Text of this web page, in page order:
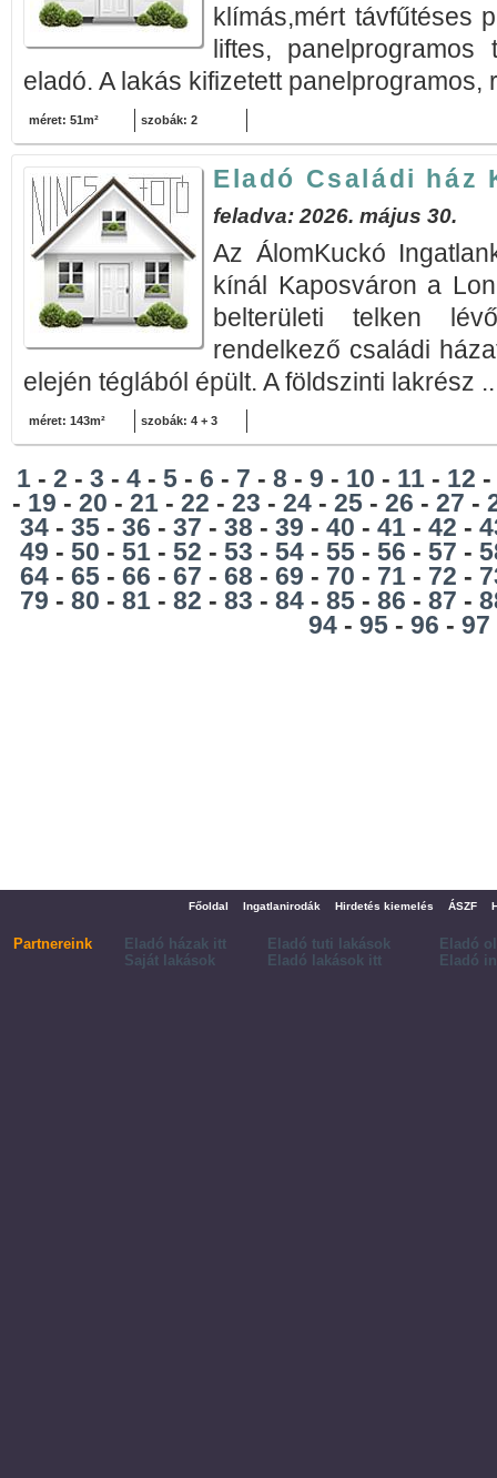
klímás,mért távfűtéses
liftes, panelprogramos
eladó. A lakás kifizetett panelprogramos,
méret: 51m² szobák: 2
Eladó Családi ház
feladva: 2026. május 30.
Az ÁlomKuckó
kínál Kaposváron a
belterületi telken
rendelkező családi
elején téglából épült. A földszinti lakrész
méret: 143m² szobák: 4 + 3
1 - 2 - 3 - 4 - 5 - 6 - 7 - 8 - 9 - 10 - 11 - 12 -
- 19 - 20 - 21 - 22 - 23 - 24 - 25 - 26 - 27 -
34 - 35 - 36 - 37 - 38 - 39 - 40 - 41 - 42 -
49 - 50 - 51 - 52 - 53 - 54 - 55 - 56 - 57 -
64 - 65 - 66 - 67 - 68 - 69 - 70 - 71 - 72 -
79 - 80 - 81 - 82 - 83 - 84 - 85 - 86 - 87 -
94 - 95 - 96 - 97
Főoldal Ingatlanirodák Hirdetés kiemelés ÁSZF
Partnereink Eladó házak itt Eladó tuti lakások
Eladó
Saját lakások
Eladó lakások itt Eladó